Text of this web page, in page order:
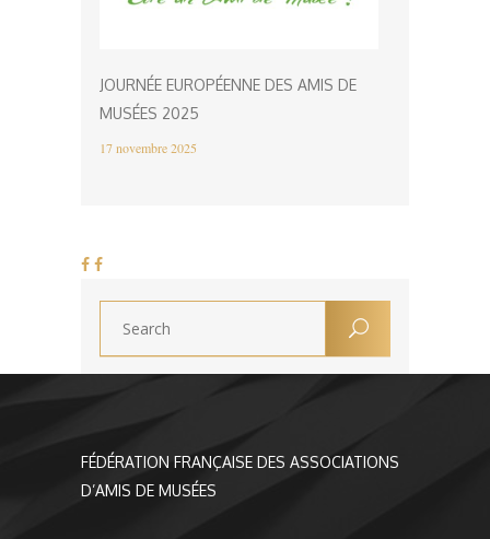
JOURNÉE EUROPÉENNE DES AMIS DE
MUSÉES 2025
17 novembre 2025
FÉDÉRATION FRANÇAISE DES ASSOCIATIONS
D’AMIS DE MUSÉES